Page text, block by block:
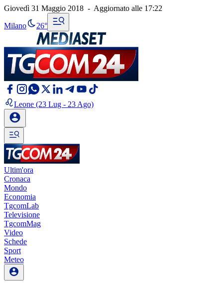
Giovedì 31 Maggio 2018 - Aggiornato alle 17:22
Milano 26°
Leone (23 Lug - 23 Ago)
Ultim'ora
Cronaca
Mondo
Economia
TgcomLab
Televisione
TgcomMag
Video
Schede
Sport
Meteo